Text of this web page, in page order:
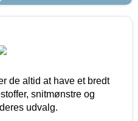
de altid at have et bredt
snitmønstre og
udvalg.